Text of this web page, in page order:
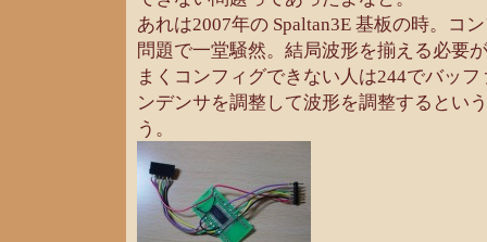
あれは2007年の Spaltan3E 基板の時。コ
問題で一堂騒然。結局波形を揃える必要
まくコンフィグできない人は244でバッ
ンデンサを調整して波形を調整するとい
う。